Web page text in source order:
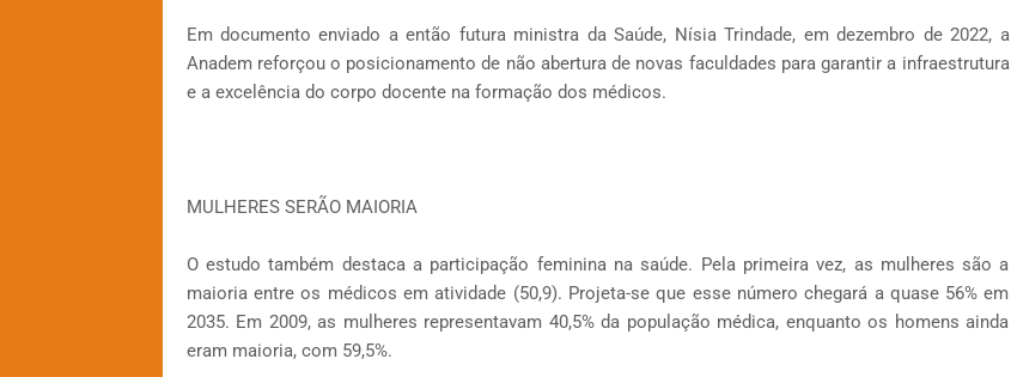
Em documento enviado a então futura ministra da Saúde, Nísia Trindade, em dezembro de 2022, a
Anadem reforçou o posicionamento de não abertura de novas faculdades para garantir a infraestrutura
e a excelência do corpo docente na formação dos médicos.
MULHERES SERÃO MAIORIA
O estudo também destaca a participação feminina na saúde. Pela primeira vez, as mulheres são a
maioria entre os médicos em atividade (50,9). Projeta-se que esse número chegará a quase 56% em
2035. Em 2009, as mulheres representavam 40,5% da população médica, enquanto os homens ainda
eram maioria, com 59,5%.